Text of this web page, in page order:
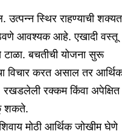
स्थिर राहण्याची
आवश्यक आहे. एखादी वस्तू
बचतीची योजना सुरू
विचार करत असाल तर
रक्कम किंवा अपेक्षित
शकते.
मोठी आर्थिक जोखीम घेणे